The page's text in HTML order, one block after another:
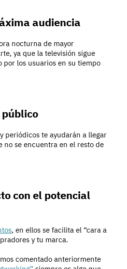
audiencia
nocturna de mayor
ya que la televisión sigue
por los usuarios en su tiempo
periódicos te ayudarán a llegar
se encuentra en el resto de
con el potencial
, en ellos se facilita el “cara a
y tu marca.
comentado anteriormente